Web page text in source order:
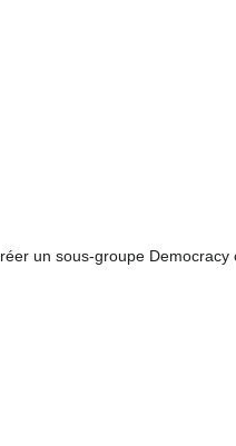
un sous-groupe